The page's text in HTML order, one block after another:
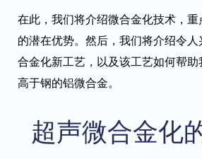
超声微合金化
在此，我们将介绍微合金化技术，重
的潜在优势。然后，我们将介绍令
合金化新工艺，以及该工艺如何帮
高于钢的铝微合金。